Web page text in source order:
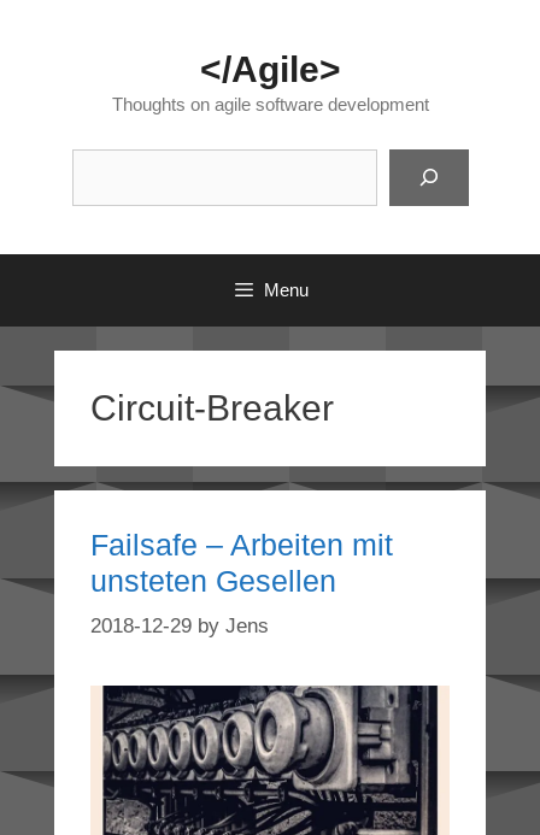
</Agile>
Thoughts on agile software development
Menu
Circuit-Breaker
Failsafe – Arbeiten mit
unsteten Gesellen
2018-12-29 by Jens